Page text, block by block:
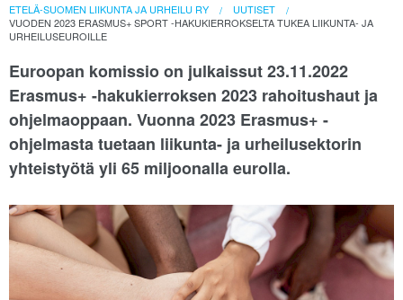
ETELÄ-SUOMEN LIIKUNTA JA URHEILU RY
UUTISET
VUODEN 2023 ERASMUS+ SPORT -HAKUKIERROKSELTA TUKEA LIIKUNTA- JA
URHEILUSEUROILLE
Euroopan komissio on julkaissut 23.11.2022
Erasmus+ -hakukierroksen 2023 rahoitushaut ja
ohjelmaoppaan. Vuonna 2023 Erasmus+ -
ohjelmasta tuetaan liikunta- ja urheilusektorin
yhteistyötä yli 65 miljoonalla eurolla.